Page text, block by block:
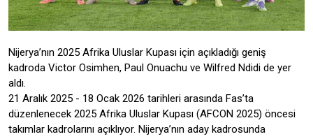
Nijerya’nın 2025 Afrika Uluslar Kupası için açıkladığı geniş
kadroda Victor Osimhen, Paul Onuachu ve Wilfred Ndidi de yer
aldı.
21 Aralık 2025 - 18 Ocak 2026 tarihleri arasında Fas’ta
düzenlenecek 2025 Afrika Uluslar Kupası (AFCON 2025) öncesi
takımlar kadrolarını açıklıyor. Nijerya’nın aday kadrosunda